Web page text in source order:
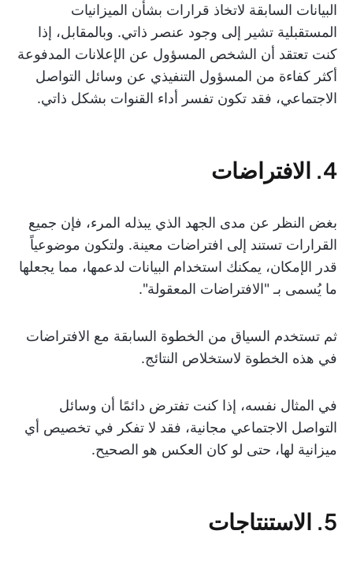
البيانات السابقة لاتخاذ قرارات بشأن الميزانيات
المستقبلية تشير إلى وجود عنصر ذاتي. وبالمقابل، إذا
كنت تعتقد أن الشخص المسؤول عن الإعلانات المدفوعة
أكثر كفاءة من المسؤول التنفيذي عن وسائل التواصل
الاجتماعي، فقد تكون تفسر أداء القنوات بشكل ذاتي.
4. الافتراضات
بغض النظر عن مدى الجهد الذي يبذله المرء، فإن جميع
القرارات تستند إلى افتراضات معينة. ولتكون موضوعياً
قدر الإمكان، يمكنك استخدام البيانات لدعمها، مما يجعلها
ما يُسمى بـ "الافتراضات المعقولة".
ثم تستخدم السياق من الخطوة السابقة مع الافتراضات
في هذه الخطوة لاستخلاص النتائج.
في المثال نفسه، إذا كنت تفترض دائمًا أن وسائل
التواصل الاجتماعي مجانية، فقد لا تفكر في تخصيص أي
ميزانية لها، حتى لو كان العكس هو الصحيح.
5. الاستنتاجات